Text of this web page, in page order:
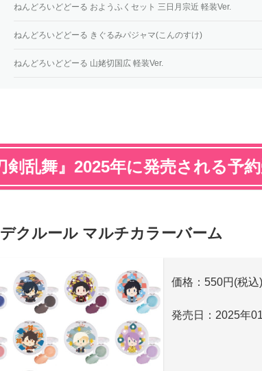
ねんどろいどどーる おようふくセット 三日月宗近 軽装Ver.
ねんどろいどどーる きぐるみパジャマ(こんのすけ)
ねんどろいどどーる 山姥切国広 軽装Ver.
剣乱舞』2025年に発売される予
クルール マルチカラーバーム
価格：550円(税込)
発売日：2025年